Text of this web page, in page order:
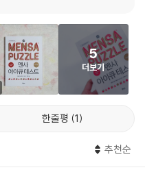
있다. 하지만 자신의 잠재력을
책에 바로 그 비결이 숨어 있
파악하고 검진 결과를 바탕으로
이큐 역시 주기적으로 측정하는
아닌 ‘지적 잠재력’을 측정하는
도에 맞는 학습 습관은 물론 올
정은 내 안에 숨겨진 잠재력을
간의 잠재력을 끌어내는 좋은
5
더보기
한줄평 1
추천순